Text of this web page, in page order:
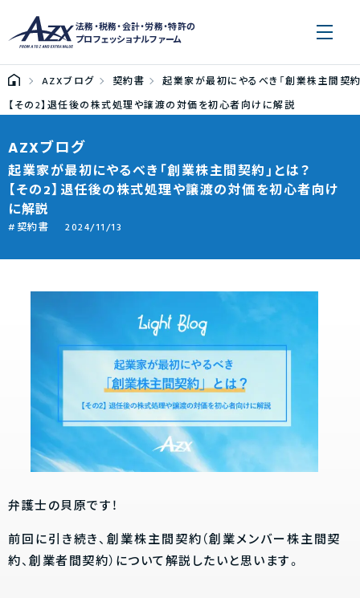
法務・税務・会計・労務・特許の
プロフェッショナルファーム
AZXブログ 契約書
起業家が最初にやるべき「創業株主間契約
【その2】退任後の株式処理や譲渡の対価を初心者向けに解説
AZXブログ
起業家が最初にやるべき「創業株主間契約」とは？
【その2】退任後の株式処理や譲渡の対価を初心者向け
に解説
契約書 2024/11/13
弁護士の貝原です！
前回に引き続き、創業株主間契約（創業メンバー株主間契
約、創業者間契約）について解説したいと思います。